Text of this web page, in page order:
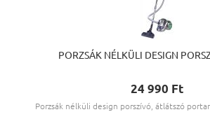
PORZSÁK NÉLKÜLI DESIGN
24 990 Ft‎
Porzsák nélküli design porszívó, átlátszó